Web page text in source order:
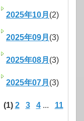
2025年10月 (2)
2025年09月 (3)
2025年08月 (3)
2025年07月 (3)
(1) 2 3 4... 11